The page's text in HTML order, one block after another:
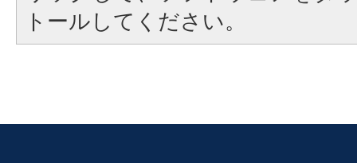
トールしてください。